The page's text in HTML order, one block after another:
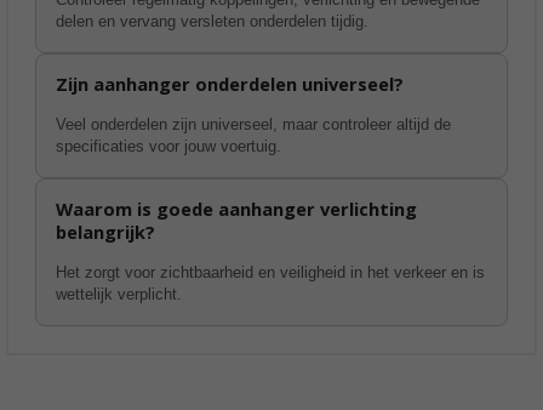
delen en vervang versleten onderdelen tijdig.
Zijn aanhanger onderdelen universeel?
Veel onderdelen zijn universeel, maar controleer altijd de
specificaties voor jouw voertuig.
Waarom is goede aanhanger verlichting
belangrijk?
Het zorgt voor zichtbaarheid en veiligheid in het verkeer en is
wettelijk verplicht.